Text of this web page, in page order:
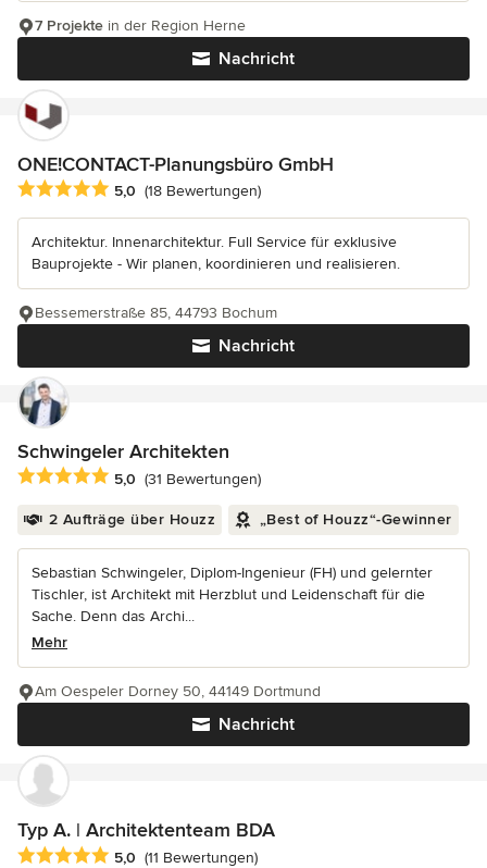
Nachricht
7 Projekte in der Region Herne
ONE!CONTACT-Planungsbüro GmbH
Durchschnittliche Bewertung: 5 von 5 Sternen
5,0 (18 Bewertungen)
Architektur. Innenarchitektur. Full Service für exklusive
Bauprojekte - Wir planen, koordinieren und realisieren.
Nachricht
Bessemerstraße 85, 44793 Bochum
Schwingeler Architekten
Durchschnittliche Bewertung: 5 von 5 Sternen
5,0 (31 Bewertungen)
2 Aufträge über Houzz „Best of Houzz“-Gewinner
Sebastian Schwingeler, Diplom-Ingenieur (FH) und gelernter
Tischler, ist Architekt mit Herzblut und Leidenschaft für die
Sache. Denn das Archi...
Mehr
Nachricht
Am Oespeler Dorney 50, 44149 Dortmund
Typ A. | Architektenteam BDA
Durchschnittliche Bewertung: 5 von 5 Sternen
5,0 (11 Bewertungen)